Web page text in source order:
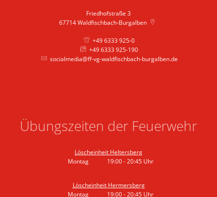
Friedhofstraße 3
67714 Waldfischbach-Burgalben
+49 6333 925-0
+49 6333 925-190
socialmedia@ff-vg-waldfischbach-burgalben.de
Übungszeiten der Feuerwehr
Löscheinheit Heltersberg
Montag
19:00-20:45 Uhr
Löscheinheit Hermersberg
Montag
19:00-20:45 Uhr